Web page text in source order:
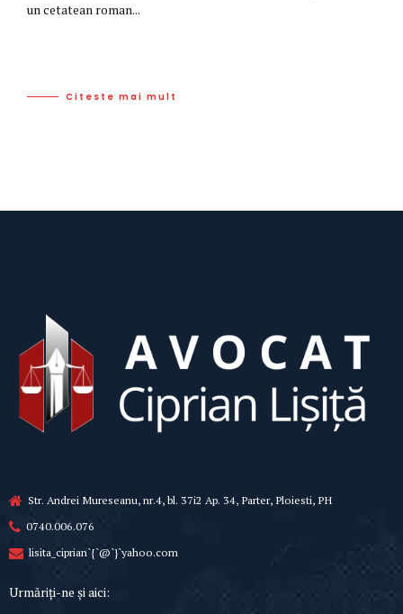
un cetatean roman...
Citeste mai mult
Str. Andrei Mureseanu, nr.4, bl. 37i2 Ap. 34, Parter, Ploiesti, PH
0740.006.076
lisita_ciprian`{`@`}`yahoo.com
Urmăriți-ne și aici: